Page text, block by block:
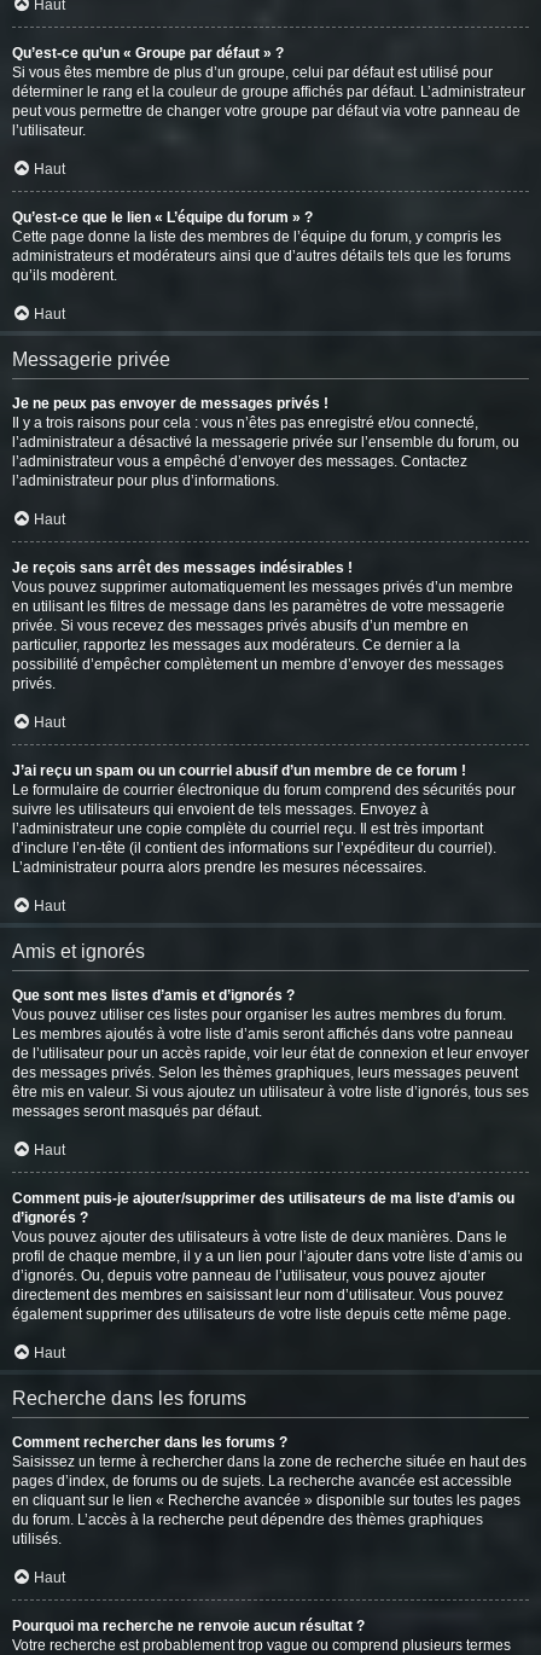
Haut
Qu’est-ce qu’un « Groupe par défaut » ?
Si vous êtes membre de plus d’un groupe, celui par défaut est utilisé pour
déterminer le rang et la couleur de groupe affichés par défaut. L’administrateur
peut vous permettre de changer votre groupe par défaut via votre panneau de
l’utilisateur.
Haut
Qu’est-ce que le lien « L’équipe du forum » ?
Cette page donne la liste des membres de l’équipe du forum, y compris les
administrateurs et modérateurs ainsi que d’autres détails tels que les forums
qu’ils modèrent.
Haut
Messagerie privée
Je ne peux pas envoyer de messages privés !
Il y a trois raisons pour cela : vous n’êtes pas enregistré et/ou connecté,
l’administrateur a désactivé la messagerie privée sur l’ensemble du forum, ou
l’administrateur vous a empêché d’envoyer des messages. Contactez
l’administrateur pour plus d’informations.
Haut
Je reçois sans arrêt des messages indésirables !
Vous pouvez supprimer automatiquement les messages privés d’un membre
en utilisant les filtres de message dans les paramètres de votre messagerie
privée. Si vous recevez des messages privés abusifs d’un membre en
particulier, rapportez les messages aux modérateurs. Ce dernier a la
possibilité d’empêcher complètement un membre d’envoyer des messages
privés.
Haut
J’ai reçu un spam ou un courriel abusif d’un membre de ce forum !
Le formulaire de courrier électronique du forum comprend des sécurités pour
suivre les utilisateurs qui envoient de tels messages. Envoyez à
l’administrateur une copie complète du courriel reçu. Il est très important
d’inclure l’en-tête (il contient des informations sur l’expéditeur du courriel).
L’administrateur pourra alors prendre les mesures nécessaires.
Haut
Amis et ignorés
Que sont mes listes d’amis et d’ignorés ?
Vous pouvez utiliser ces listes pour organiser les autres membres du forum.
Les membres ajoutés à votre liste d’amis seront affichés dans votre panneau
de l’utilisateur pour un accès rapide, voir leur état de connexion et leur envoyer
des messages privés. Selon les thèmes graphiques, leurs messages peuvent
être mis en valeur. Si vous ajoutez un utilisateur à votre liste d’ignorés, tous ses
messages seront masqués par défaut.
Haut
Comment puis-je ajouter/supprimer des utilisateurs de ma liste d’amis ou
d’ignorés ?
Vous pouvez ajouter des utilisateurs à votre liste de deux manières. Dans le
profil de chaque membre, il y a un lien pour l’ajouter dans votre liste d’amis ou
d’ignorés. Ou, depuis votre panneau de l’utilisateur, vous pouvez ajouter
directement des membres en saisissant leur nom d’utilisateur. Vous pouvez
également supprimer des utilisateurs de votre liste depuis cette même page.
Haut
Recherche dans les forums
Comment rechercher dans les forums ?
Saisissez un terme à rechercher dans la zone de recherche située en haut des
pages d’index, de forums ou de sujets. La recherche avancée est accessible
en cliquant sur le lien « Recherche avancée » disponible sur toutes les pages
du forum. L’accès à la recherche peut dépendre des thèmes graphiques
utilisés.
Haut
Pourquoi ma recherche ne renvoie aucun résultat ?
Votre recherche est probablement trop vague ou comprend plusieurs termes